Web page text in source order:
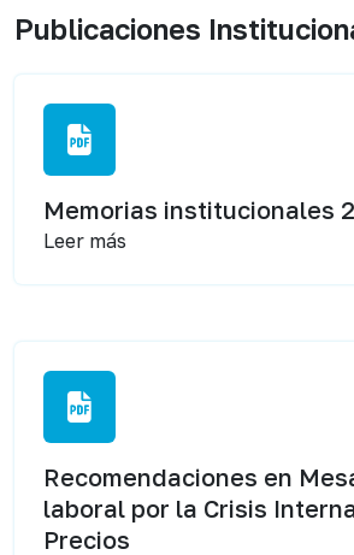
Publicaciones
Memorias institucionales
Leer más
Recomendaciones en
laboral por la Crisis
Precios